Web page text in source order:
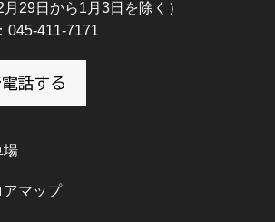
月29日から1月3日を除く）
045-411-7171
場
アマップ